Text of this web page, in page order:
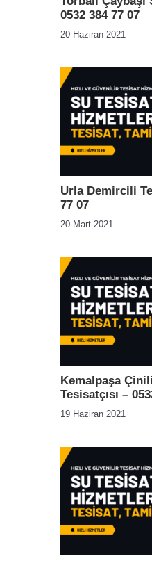
0532 384 77 07
20 Haziran 2021
Urla Demircili
77 07
20 Mart 2021
Kemalpaşa
Tesisatçısı –
19 Haziran 2021